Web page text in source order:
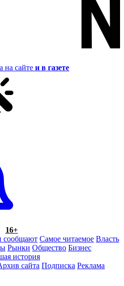
на сайте и в газете
16+
сообщают Самое читаемое Власть
Рынки Общество Бизнес
история
сайта Подписка Реклама